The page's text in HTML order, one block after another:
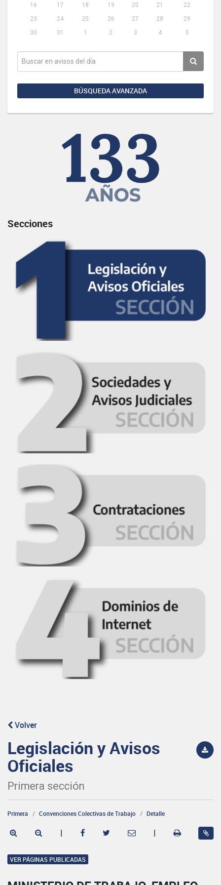
16
17 18 19 20 21
22
23
24 25 26 27 28
29
30
31 1 2 3 4 5
BÚSQUEDA AVANZADA
Secciones
Volver
Legislación y Avisos
Oficiales
Primera sección
Primera Convenciones Colectivas de Trabajo Detalle
| |
VER PÁGINAS PUBLICADAS